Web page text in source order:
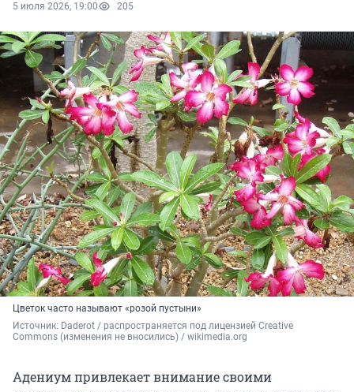
5 июля 2026, 19:00 205
Цветок часто называют «розой пустыни»
Источник: Daderot / распространяется под лицензией Creative
Commons (изменения не вносились) / wikimedia.org
Адениум привлекает внимание своими